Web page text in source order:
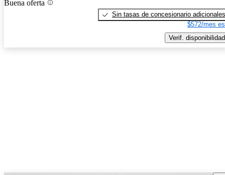
Buena oferta
Sin tasas de concesionario adicionales
$572/mes
Verif. disponibilidad